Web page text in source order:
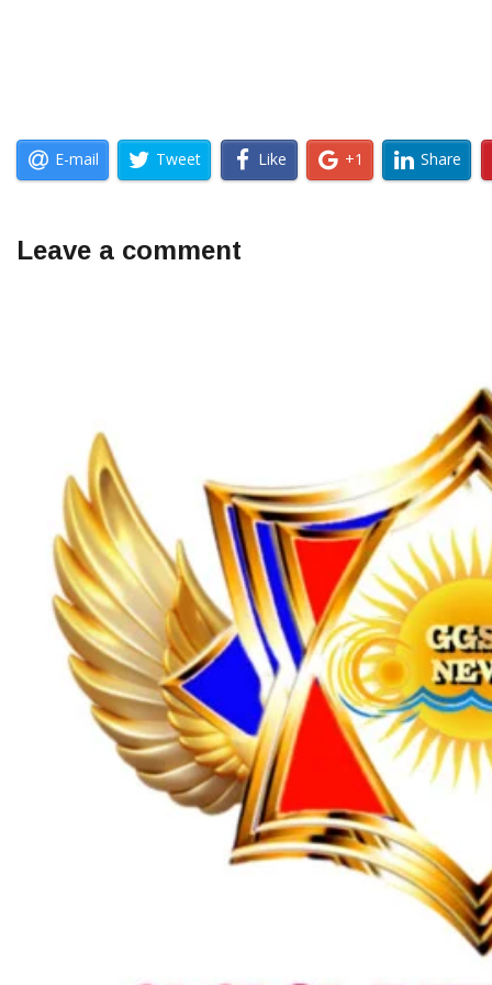
E-mail Tweet Like +1 Share
Leave a comment